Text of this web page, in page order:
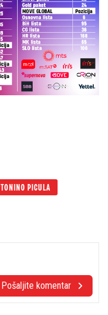
TONINO PICULA
Pošaljite komentar